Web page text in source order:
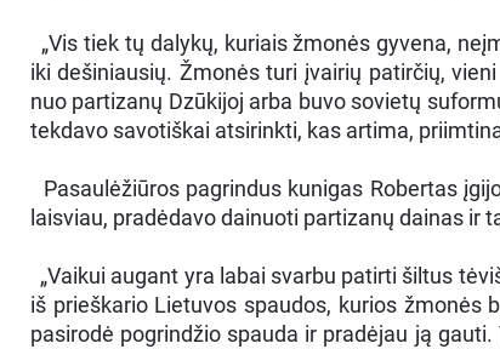
„Vis tiek tų dalykų, kuriais žmonės gyvena,
iki dešiniausių. Žmonės turi įvairių patirčių,
nuo partizanų Dzūkijoj arba buvo sovietų
tekdavo savotiškai atsirinkti, kas artima,
Pasaulėžiūros pagrindus kunigas Robertas
laisviau, pradėdavo dainuoti partizanų dainas ir
„Vaikui augant yra labai svarbu patirti šiltus
iš prieškario Lietuvos spaudos, kurios žmonės
pasirodė pogrindžio spauda ir pradėjau ją